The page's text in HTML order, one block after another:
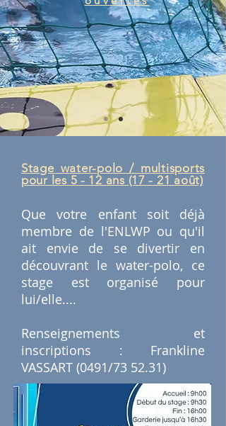
Stage water-polo / multisports
pour les 5 - 12 ans (17 - 21 août)
Que votre enfant soit déjà
membre de l'ENLWP ou qu'il
ait envie de se divertir en
découvrant le water-polo, ce
stage est organisé pour
lui/elle....
Renseignements et
inscriptions : Frankline
VASSART (0491/73 52.31)